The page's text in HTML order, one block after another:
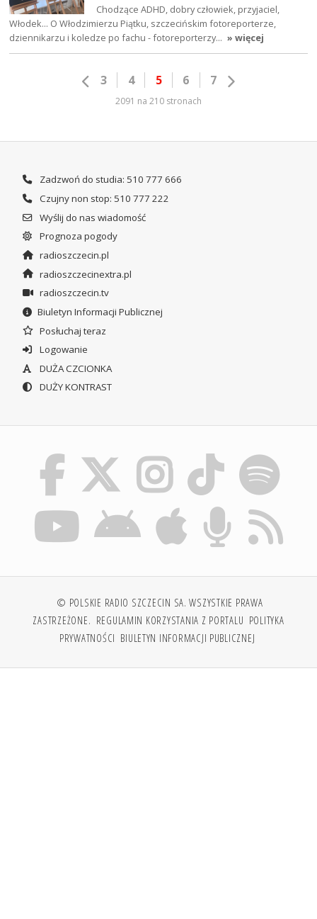
Chodzące ADHD, dobry człowiek, przyjaciel,
Włodek... O Włodzimierzu Piątku, szczecińskim fotoreporterze,
dziennikarzu i koledze po fachu - fotoreporterzy… » więcej
3 4 5 6 7
2091 na 210 stronach
Zadzwoń do studia: 510 777 666
Czujny non stop: 510 777 222
Wyślij do nas wiadomość
Prognoza pogody
radioszczecin.pl
radioszczecinextra.pl
radioszczecin.tv
Biuletyn Informacji Publicznej
Posłuchaj teraz
Logowanie
DUŻA CZCIONKA
DUŻY KONTRAST
© POLSKIE RADIO SZCZECIN SA. WSZYSTKIE PRAWA
ZASTRZEŻONE. REGULAMIN KORZYSTANIA Z PORTALU POLITYKA
PRYWATNOŚCI BIULETYN INFORMACJI PUBLICZNEJ